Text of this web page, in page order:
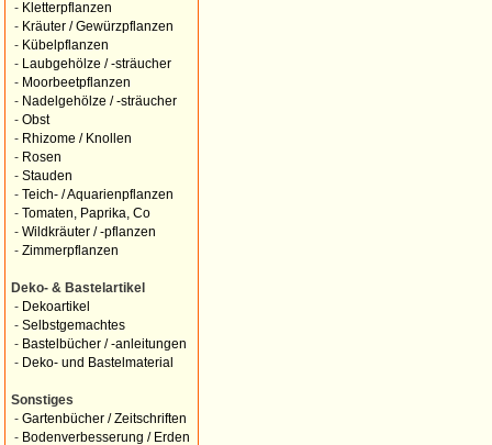
- Kletterpflanzen
- Kräuter / Gewürzpflanzen
- Kübelpflanzen
-
Laubgehölze / -sträucher
- Moorbeetpflanzen
- Nadelgehölze / -sträucher
- Obst
- Rhizome / Knollen
- Rosen
- Stauden
- Teich- / Aquarienpflanzen
- Tomaten, Paprika, Co
- Wildkräuter / -pflanzen
- Zimmerpflanzen
Deko- & Bastelartikel
- Dekoartikel
- Selbstgemachtes
- Bastelbücher / -anleitungen
- Deko- und Bastelmaterial
Sonstiges
- Gartenbücher / Zeitschriften
- Bodenverbesserung / Erden